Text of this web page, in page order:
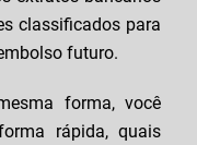
classificados para
futuro.
forma, você
rápida, quais